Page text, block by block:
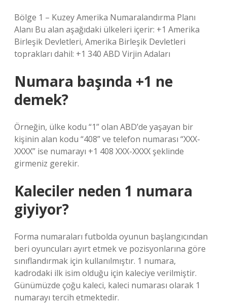
Bölge 1 – Kuzey Amerika Numaralandırma Planı
Alanı Bu alan aşağıdaki ülkeleri içerir: +1 Amerika
Birleşik Devletleri, Amerika Birleşik Devletleri
toprakları dahil: +1 340 ABD Virjin Adaları
Numara başında +1 ne
demek?
Örneğin, ülke kodu “1” olan ABD’de yaşayan bir
kişinin alan kodu “408” ve telefon numarası “XXX-
XXXX” ise numarayı +1 408 XXX-XXXX şeklinde
girmeniz gerekir.
Kaleciler neden 1 numara
giyiyor?
Forma numaraları futbolda oyunun başlangıcından
beri oyuncuları ayırt etmek ve pozisyonlarına göre
sınıflandırmak için kullanılmıştır. 1 numara,
kadrodaki ilk isim olduğu için kaleciye verilmiştir.
Günümüzde çoğu kaleci, kaleci numarası olarak 1
numarayı tercih etmektedir.